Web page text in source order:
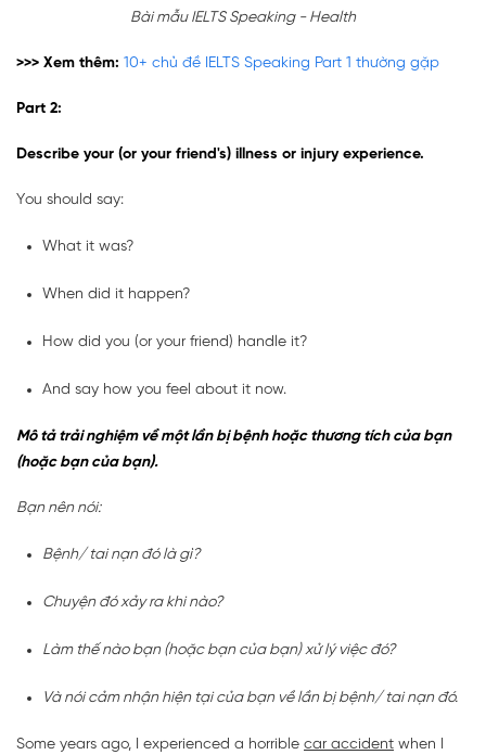
Bài mẫu IELTS Speaking - Health
>>> Xem thêm: 10+ chủ đề IELTS Speaking Part 1 thường gặp
Part 2:
Describe your (or your friend's) illness or injury experience.
You should say:
What it was?
When did it happen?
How did you (or your friend) handle it?
And say how you feel about it now.
Mô tả trải nghiệm về một lần bị bệnh hoặc thương tích của bạn
(hoặc bạn của bạn).
Bạn nên nói:
Bệnh/ tai nạn đó là gì?
Chuyện đó xảy ra khi nào?
Làm thế nào bạn (hoặc bạn của bạn) xử lý việc đó?
Và nói cảm nhận hiện tại của bạn về lần bị bệnh/ tai nạn đó.
Some years ago, I experienced a horrible car accident when I